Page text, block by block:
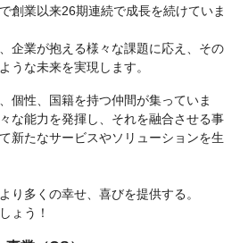
創業以来26期連続で成長を続けていま
企業が抱える様々な課題に応え、その
うな未来を実現します。
個性、国籍を持つ仲間が集っていま
な能力を発揮し、それを融合させる事
新たなサービスやソリューションを生
り多くの幸せ、喜びを提供する。
ょう！